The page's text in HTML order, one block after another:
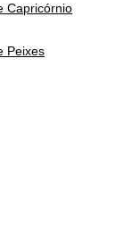
Capricórnio
Peixes